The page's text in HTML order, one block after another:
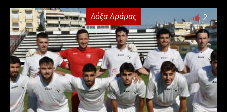
Δόξα Δράμας 2